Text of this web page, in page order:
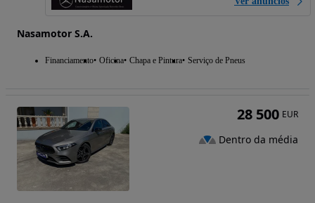
Nasamotor S.A.
Financiamento Oficina Chapa e Pintura Serviço de Pneus
28 500 EUR
Dentro da média